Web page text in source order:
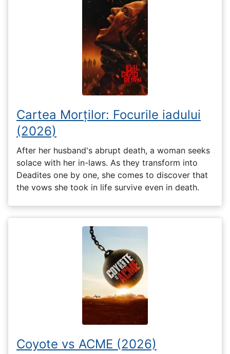
Cartea Morților: Focurile iadului
(2026)
After her husband's abrupt death, a woman seeks
solace with her in-laws. As they transform into
Deadites one by one, she comes to discover that
the vows she took in life survive even in death.
Coyote vs ACME (2026)